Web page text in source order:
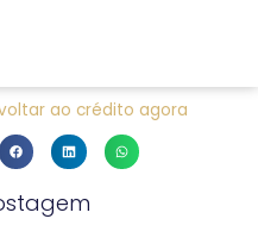
ao crédito agora